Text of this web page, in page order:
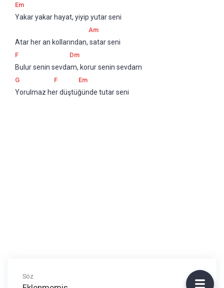
Em
Yakar yakar hayat, yiyip yutar seni
Am
Atar her an kollarından, satar seni
F Dm
Bulur senin sevdam, korur senin sevdam
G F Em
Yorulmaz her düştüğünde tutar seni
Söz